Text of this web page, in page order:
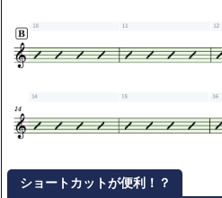
ショートカットが便利！？